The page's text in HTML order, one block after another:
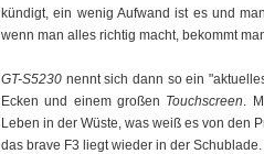
kündigt, ein wenig Aufwand ist es und
wenn man alles richtig macht, bekommt
GT-S5230 nennt sich dann so ein
Ecken und einem großen Touchscreen.
Leben in der Wüste, was weiß es von den
das brave F3 liegt wieder in der Schublade.